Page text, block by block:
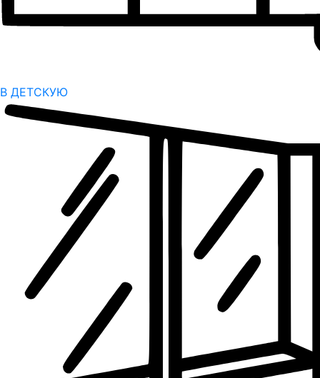
В ДЕТСКУЮ